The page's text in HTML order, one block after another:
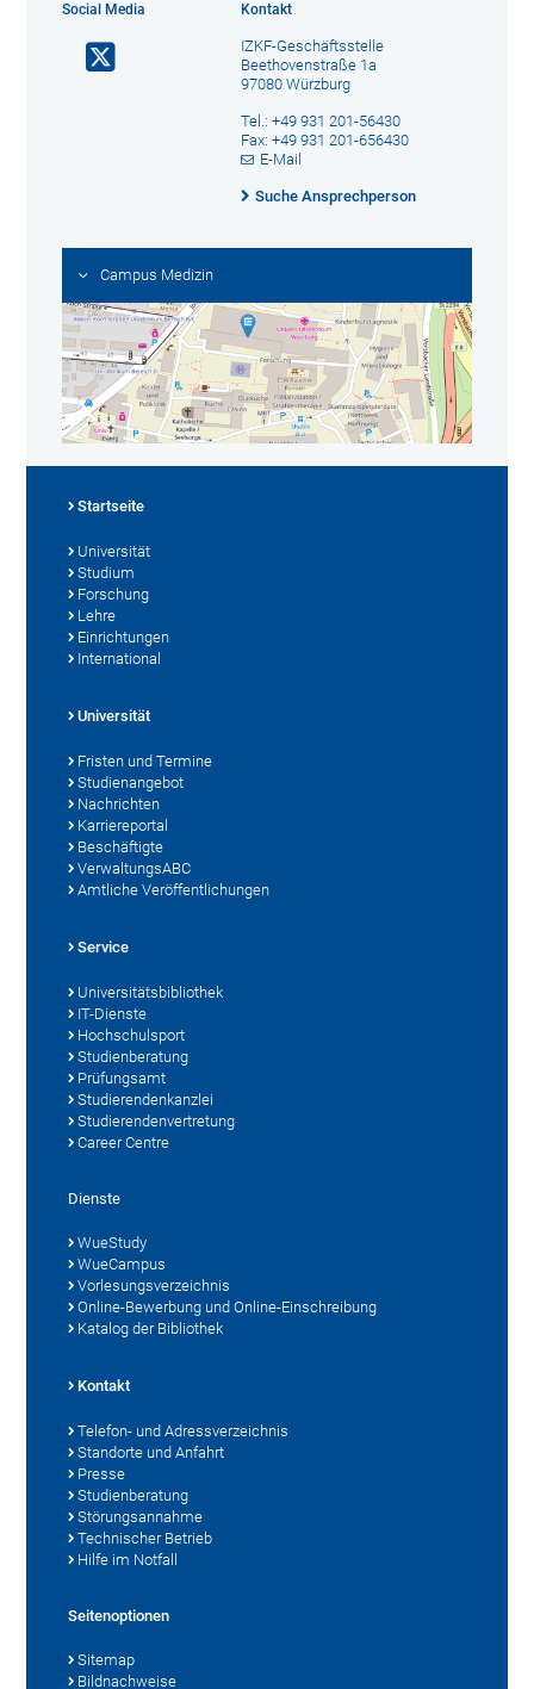
Social Media Kontakt
IZKF-Geschäftsstelle
Beethovenstraße 1a
97080 Würzburg
Tel.: +49 931 201-56430
Fax: +49 931 201-656430
E-Mail
Suche Ansprechperson
Campus Medizin
Startseite
Universität
Studium
Forschung
Lehre
Einrichtungen
International
Universität
Fristen und Termine
Studienangebot
Nachrichten
Karriereportal
Beschäftigte
VerwaltungsABC
Amtliche Veröffentlichungen
Service
Universitätsbibliothek
IT-Dienste
Hochschulsport
Studienberatung
Prüfungsamt
Studierendenkanzlei
Studierendenvertretung
Career Centre
Dienste
WueStudy
WueCampus
Vorlesungsverzeichnis
Online-Bewerbung und Online-Einschreibung
Katalog der Bibliothek
Kontakt
Telefon- und Adressverzeichnis
Standorte und Anfahrt
Presse
Studienberatung
Störungsannahme
Technischer Betrieb
Hilfe im Notfall
Seitenoptionen
Sitemap
Bildnachweise